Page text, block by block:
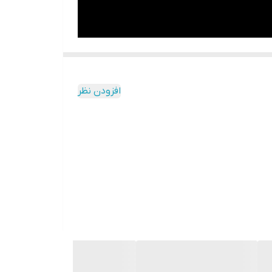
افزودن نظر